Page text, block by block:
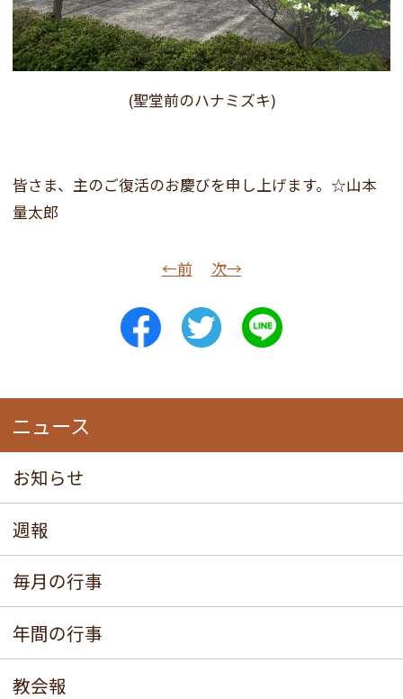
(聖堂前のハナミズキ)
皆さま、主のご復活のお慶びを申し上げます。☆山本
量太郎
←前 次→
ニュース
お知らせ
週報
毎月の行事
年間の行事
教会報